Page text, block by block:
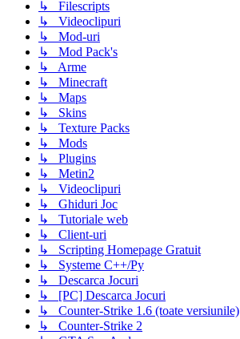
↳ Filescripts
↳ Videoclipuri
↳ Mod-uri
↳ Mod Pack's
↳ Arme
↳ Minecraft
↳ Maps
↳ Skins
↳ Texture Packs
↳ Mods
↳ Plugins
↳ Metin2
↳ Videoclipuri
↳ Ghiduri Joc
↳ Tutoriale web
↳ Client-uri
↳ Scripting Homepage Gratuit
↳ Systeme C++/Py
↳ Descarca Jocuri
↳ [PC] Descarca Jocuri
↳ Counter-Strike 1.6 (toate versiunile)
↳ Counter-Strike 2